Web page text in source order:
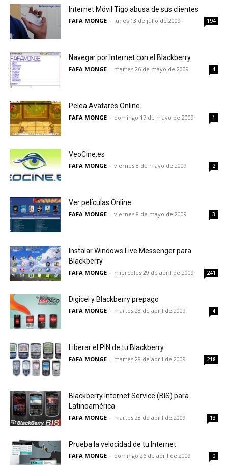
Internet Móvil Tigo abusa de sus clientes
FAFA MONGE - lunes 13 de julio de 2009 194
Navegar por Internet con el Blackberry
FAFA MONGE - martes 26 de mayo de 2009 4
Pelea Avatares Online
FAFA MONGE - domingo 17 de mayo de 2009 1
VeoCine.es
FAFA MONGE - viernes 8 de mayo de 2009 2
Ver películas Online
FAFA MONGE - viernes 8 de mayo de 2009 3
Instalar Windows Live Messenger para
Blackberry
FAFA MONGE - miércoles 29 de abril de 2009 241
Digicel y Blackberry prepago
FAFA MONGE - martes 28 de abril de 2009 4
Liberar el PIN de tu Blackberry
FAFA MONGE - martes 28 de abril de 2009 218
Blackberry Internet Service (BIS) para
Latinoamérica
FAFA MONGE - martes 28 de abril de 2009 13
Prueba la velocidad de tu Internet
FAFA MONGE - domingo 26 de abril de 2009 0